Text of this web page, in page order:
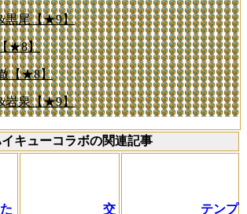
黒尾【★9】
★8】
【★8】
岩泉【★9】
キューコラボの関連記事
交
テンプ